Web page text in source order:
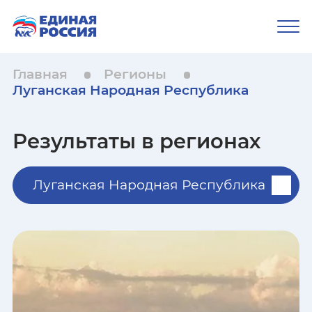
Главная
Регионы
Луганская Народная Республика
Результаты в регионах
Луганская Народная Республика
Республика Адыгея